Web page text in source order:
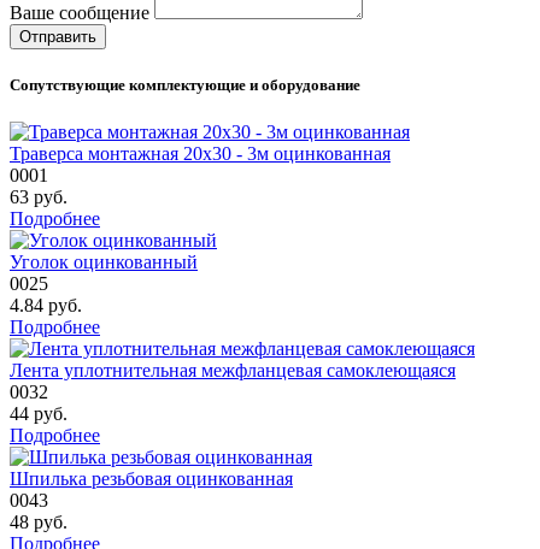
Ваше сообщение
Сопутствующие комплектующие и оборудование
Траверса монтажная 20х30 - 3м оцинкованная
0001
63 руб.
Подробнее
Уголок оцинкованный
0025
4.84 руб.
Подробнее
Лента уплотнительная межфланцевая самоклеющаяся
0032
44 руб.
Подробнее
Шпилька резьбовая оцинкованная
0043
48 руб.
Подробнее